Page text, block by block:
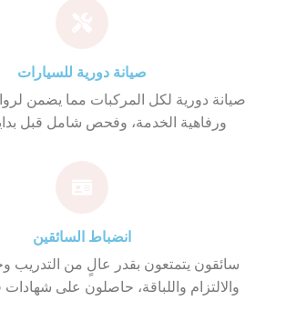
صيانة دورية للسيارات
صيانة دورية لكل المركبات مما يضمن
ورفاهية الخدمة، وفحص شامل قبل
انضباط السائقين
سائقون يتمتعون بقدر عالٍ من التدريب
والالتزام واللباقة، حاصلون على شهادات